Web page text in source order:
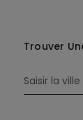
Trouver